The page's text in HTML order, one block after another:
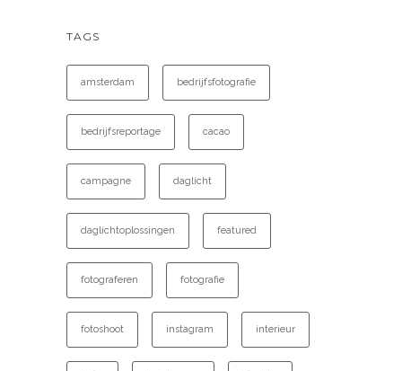
TAGS
amsterdam bedrijfsfotografie
bedrijfsreportage cacao
campagne daglicht
daglichtoplossingen featured
fotograferen fotografie
fotoshoot instagram interieur